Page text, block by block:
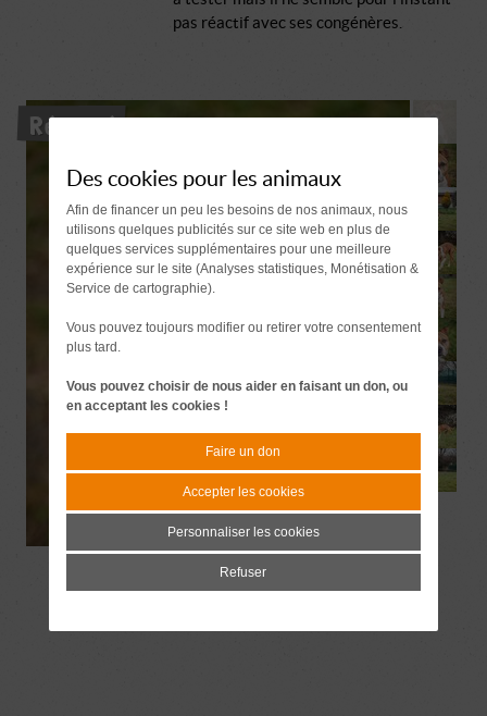
pas réactif avec ses congénères.
Réservé
Des cookies pour les animaux
Afin de financer un peu les besoins de nos animaux, nous
utilisons quelques publicités sur ce site web en plus de
quelques services supplémentaires pour une meilleure
expérience sur le site (Analyses statistiques, Monétisation &
Service de cartographie).
Vous pouvez toujours modifier ou retirer votre consentement
plus tard.
Vous pouvez choisir de nous aider en faisant un don, ou
en acceptant les cookies !
Faire un don
Accepter les cookies
Personnaliser les cookies
Refuser